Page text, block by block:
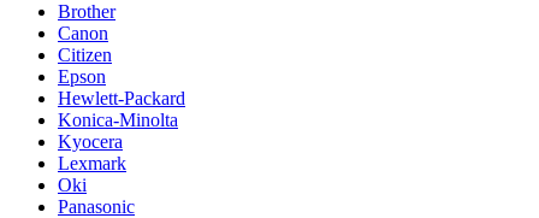
Brother
Canon
Citizen
Epson
Hewlett-Packard
Konica-Minolta
Kyocera
Lexmark
Oki
Panasonic